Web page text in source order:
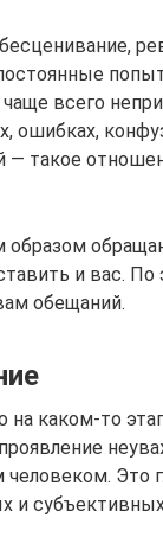
всего
ошибках,
— такое
образом
и вас.
обещаний.
на каком-то
Это
и